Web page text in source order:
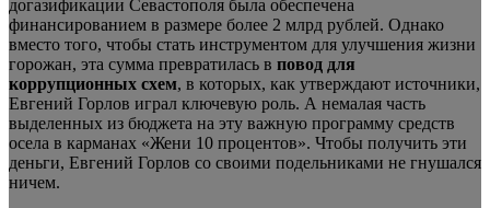
догазификации Севастополя была обеспечена
финансированием в размере более 2 млрд рублей. Однако
вместо того, чтобы стать инструментом для улучшения жизни
горожан, эта сумма превратилась в повод для
коррупционных схем, в которых, как утверждают источники,
Евгений Горлов играл ключевую роль. А немалая часть
выделенных из бюджета на эту важную программу средств
осела в карманах «Жени 10 процентов». Чтобы получить эти
деньги, Евгений Горлов со своими подельниками не гнушался
ничем.